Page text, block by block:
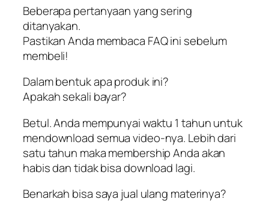
Beberapa pertanyaan yang sering
ditanyakan.
Pastikan Anda membaca FAQ ini sebelum
membeli!
Dalam bentuk apa produk ini?
Apakah sekali bayar?
Betul. Anda mempunyai waktu 1 tahun untuk
mendownload semua video-nya. Lebih dari
satu tahun maka membership Anda akan
habis dan tidak bisa download lagi.
Benarkah bisa saya jual ulang materinya?